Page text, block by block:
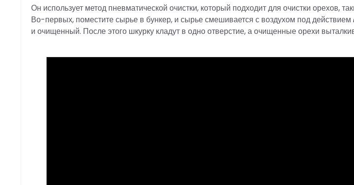
Он использует метод пневматической очистки, который подходит для очистки орехов,
Во-первых, поместите сырье в бункер, и сырье смешивается с воздухом под действием
и очищенный. После этого шкурку кладут в одно отверстие, а очищенные орехи